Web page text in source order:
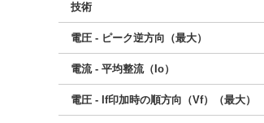
技術
電圧 - ピーク逆方向（最大）
電流 - 平均整流（Io）
電圧 - If印加時の順方向（Vf）（最大）